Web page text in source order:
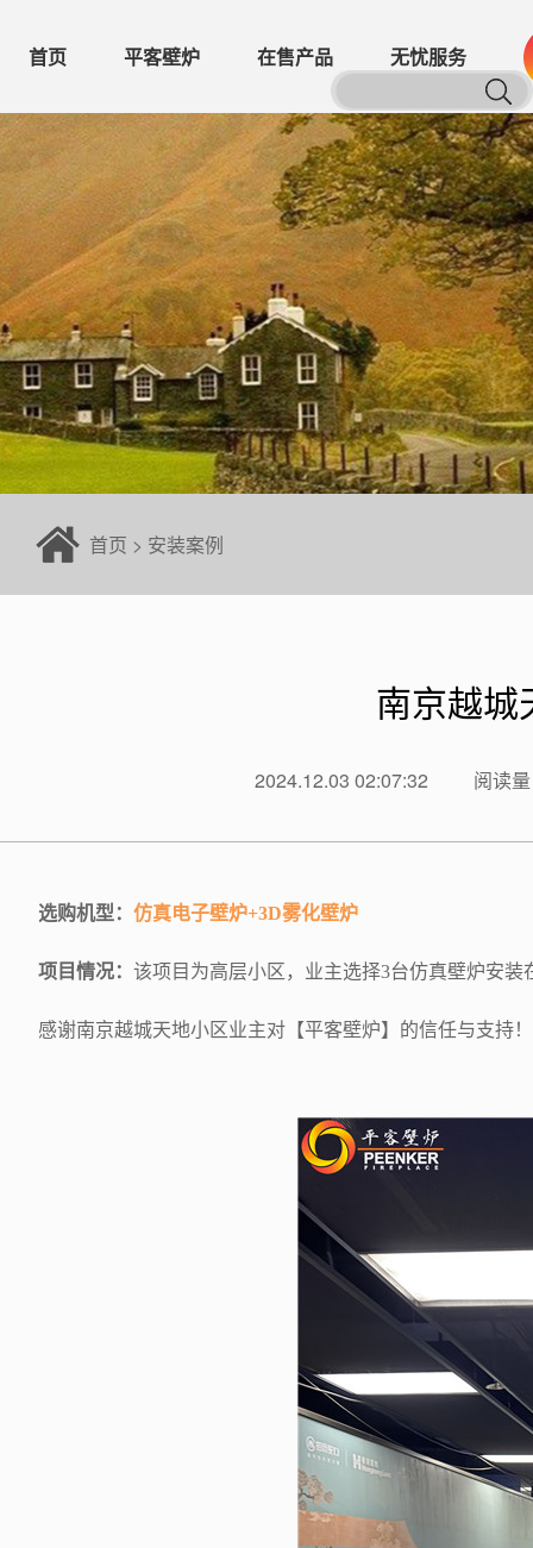
首页 平客壁炉 在售产品 无忧服务
首页 > 安装案例
南京越城
2024.12.03 02:07:32 阅读
选购机型： 仿真电子壁炉+3D雾化壁炉
项目情况： 该项目为高层小区，业主选择3台仿真壁炉安
感谢南京越城天地小区业主对【平客壁炉】的信任与支持！